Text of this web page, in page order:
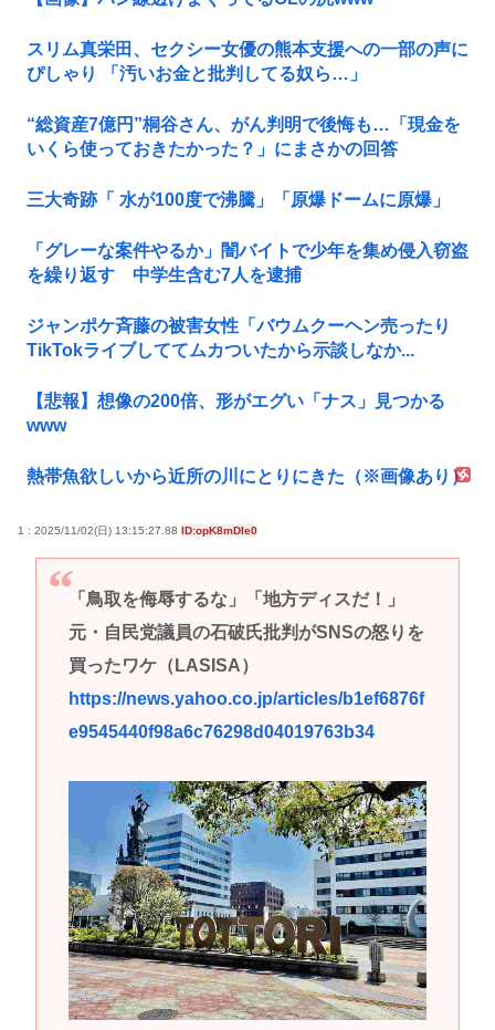
スリム真栄田、セクシー女優の熊本支援への一部の声に
ぴしゃり 「汚いお金と批判してる奴ら…」
“総資産7億円”桐谷さん、がん判明で後悔も…「現金を
いくら使っておきたかった？」にまさかの回答
三大奇跡「 水が100度で沸騰」「原爆ドームに原爆」
「グレーな案件やるか」闇バイトで少年を集め侵入窃盗
を繰り返す 中学生含む7人を逮捕
ジャンポケ斉藤の被害女性「バウムクーヘン売ったり
TikTokライブしててムカついたから示談しなか...
【悲報】想像の200倍、形がエグい「ナス」見つかる
www
熱帯魚欲しいから近所の川にとりにきた（※画像あり）
1 : 2025/11/02(日) 13:15:27.88 ID:opK8mDIe0
「鳥取を侮辱するな」「地方ディスだ！」
元・自民党議員の石破氏批判がSNSの怒りを
買ったワケ（LASISA）
https://news.yahoo.co.jp/articles/b1ef6876f
e9545440f98a6c76298d04019763b34